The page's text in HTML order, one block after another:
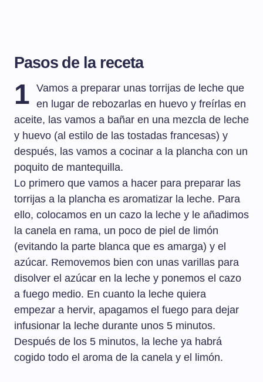
Pasos de la receta
1
Vamos a preparar unas torrijas de leche que
en lugar de rebozarlas en huevo y freírlas en
aceite, las vamos a bañar en una mezcla de leche
y huevo (al estilo de las tostadas francesas) y
después, las vamos a cocinar a la plancha con un
poquito de mantequilla.
Lo primero que vamos a hacer para preparar las
torrijas a la plancha es aromatizar la leche. Para
ello, colocamos en un cazo la leche y le añadimos
la canela en rama, un poco de piel de limón
(evitando la parte blanca que es amarga) y el
azúcar. Removemos bien con unas varillas para
disolver el azúcar en la leche y ponemos el cazo
a fuego medio. En cuanto la leche quiera
empezar a hervir, apagamos el fuego para dejar
infusionar la leche durante unos 5 minutos.
Después de los 5 minutos, la leche ya habrá
cogido todo el aroma de la canela y el limón.